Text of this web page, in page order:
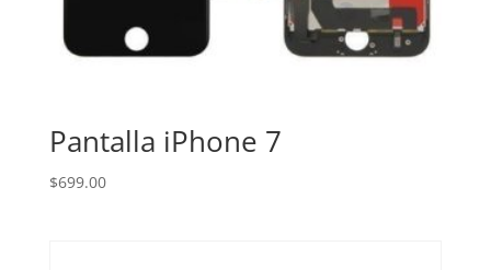
Pantalla iPhone 7
$699.00